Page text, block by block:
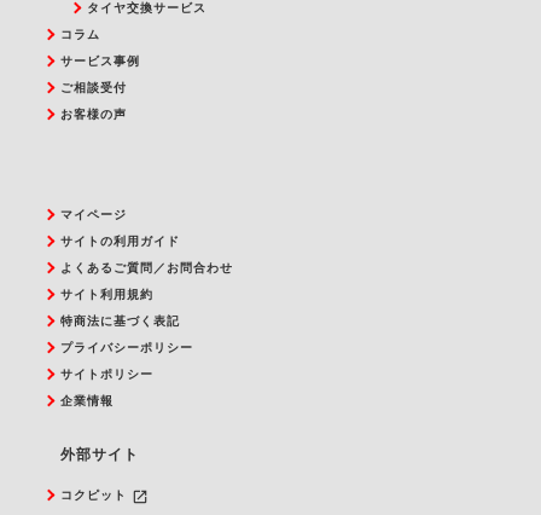
タイヤ交換サービス
コラム
サービス事例
ご相談受付
お客様の声
マイページ
サイトの利用ガイド
よくあるご質問／お問合わせ
サイト利用規約
特商法に基づく表記
プライバシーポリシー
サイトポリシー
企業情報
外部サイト
コクピット
launch